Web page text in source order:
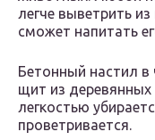
легче выветрить
сможет напитать
Бетонный настил
щит из
легкостью
проветривается.